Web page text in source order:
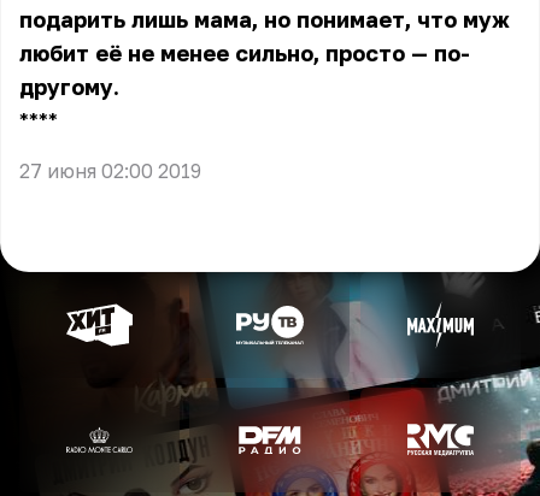
подарить лишь мама, но понимает, что муж
любит её не менее сильно, просто — по-
другому.
** **
27 июня 02:00 2019